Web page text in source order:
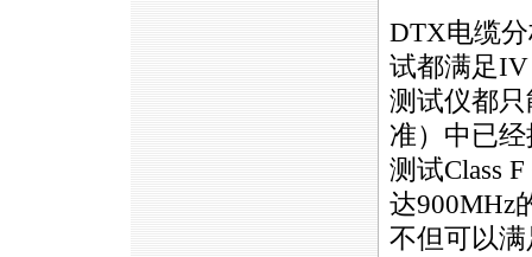
DTX电缆
试都满足
测试仪都
准）中已
测试Class
达900MHz
不但可以